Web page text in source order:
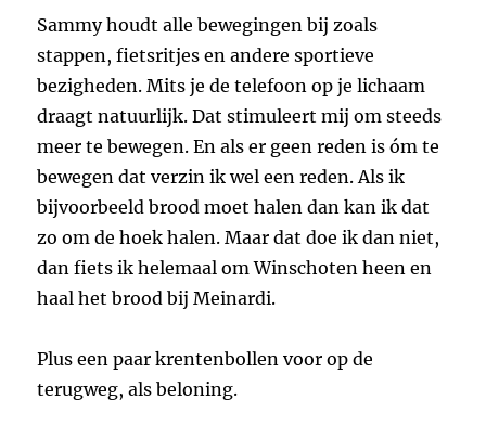
Sammy houdt alle bewegingen bij zoals
stappen, fietsritjes en andere sportieve
bezigheden. Mits je de telefoon op je lichaam
draagt natuurlijk. Dat stimuleert mij om steeds
meer te bewegen. En als er geen reden is óm te
bewegen dat verzin ik wel een reden. Als ik
bijvoorbeeld brood moet halen dan kan ik dat
zo om de hoek halen. Maar dat doe ik dan niet,
dan fiets ik helemaal om Winschoten heen en
haal het brood bij Meinardi.
Plus een paar krentenbollen voor op de
terugweg, als beloning.